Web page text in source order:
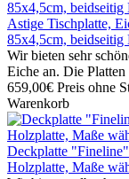
Astige Tischplatte,
85x4,5cm, beidseitig
Wir bieten sehr
Eiche an. Die Platten
659,00€ Preis ohne
Warenkorb
Deckplatte
Holzplatte, Maße